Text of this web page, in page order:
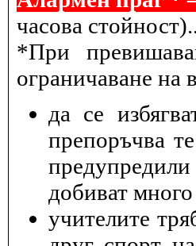
часова
*При
ограничаване на
да се
препоръчва
добиват
учителите